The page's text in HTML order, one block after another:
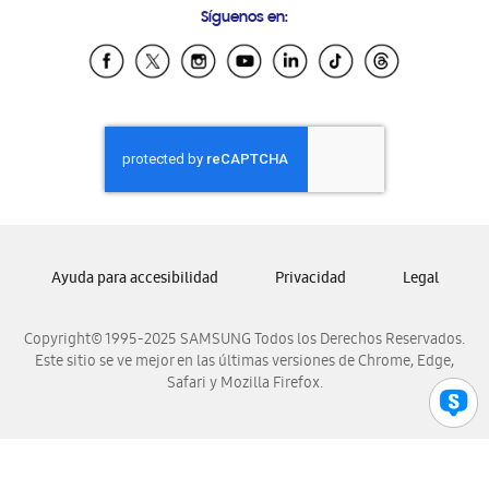
Samsung Ecuador
Samsung El Salvador
Samsung Honduras
Samsung Nicaragua
Samsung Panamá
Samsung Venezuela
Síguenos en:
Copyright© 1995-2025 SAMSUNG Todos los Derechos Reservados.
Este sitio se ve mejor en las últimas versiones de Chrome, Edge,
Safari y Mozilla Firefox.
Ayuda para accesibilidad Privacidad Legal